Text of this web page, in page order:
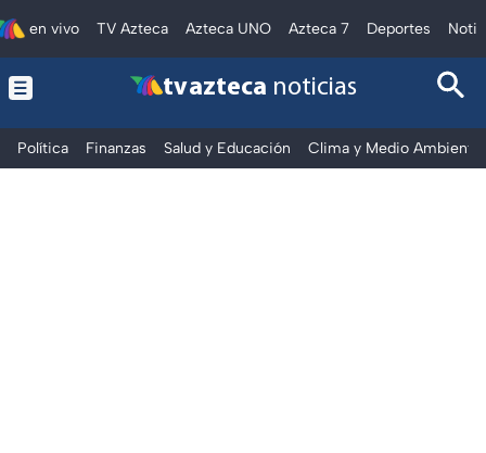
en vivo TV Azteca Azteca UNO Azteca 7 Deportes
tv azteca noticias
Política Finanzas Salud y Educación Clima y Medio Ambiente